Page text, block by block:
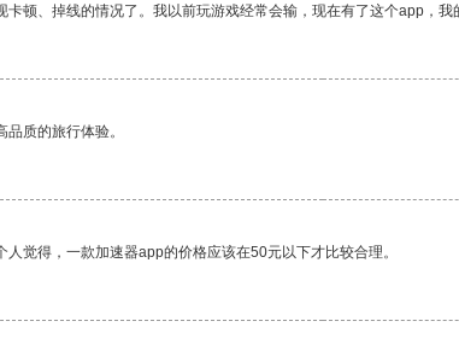
顿、掉线的情况了。我以前玩游戏经常会输，现在有了这个app，我
质的旅行体验。
觉得，一款加速器app的价格应该在50元以下才比较合理。